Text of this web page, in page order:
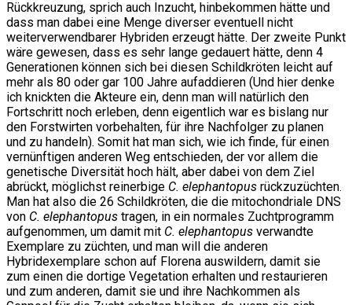
Rückkreuzung, sprich auch Inzucht, hinbekommen hätte und
dass man dabei eine Menge diverser eventuell nicht
weiterverwendbarer Hybriden erzeugt hätte. Der zweite Punkt
wäre gewesen, dass es sehr lange gedauert hätte, denn 4
Generationen können sich bei diesen Schildkröten leicht auf
mehr als 80 oder gar 100 Jahre aufaddieren (Und hier denke
ich knickten die Akteure ein, denn man will natürlich den
Fortschritt noch erleben, denn eigentlich war es bislang nur
den Forstwirten vorbehalten, für ihre Nachfolger zu planen
und zu handeln). Somit hat man sich, wie ich finde, für einen
vernünftigen anderen Weg entschieden, der vor allem die
genetische Diversität hoch hält, aber dabei von dem Ziel
abrückt, möglichst reinerbige C. elephantopus rückzuzüchten.
Man hat also die 26 Schildkröten, die die mitochondriale DNS
von C. elephantopus tragen, in ein normales Zuchtprogramm
aufgenommen, um damit mit C. elephantopus verwandte
Exemplare zu züchten, und man will die anderen
Hybridexemplare schon auf Florena auswildern, damit sie
zum einen die dortige Vegetation erhalten und restaurieren
und zum anderen, damit sie und ihre Nachkommen als